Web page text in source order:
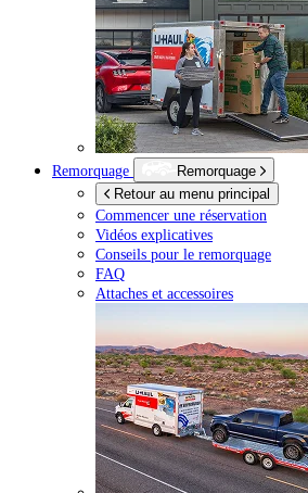
Remorquage
Remorquage
Retour au menu principal
Commencer une réservation
Vidéos explicatives
Conseils pour le remorquage
FAQ
Attaches et accessoires